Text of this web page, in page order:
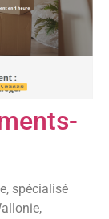
spécialisé